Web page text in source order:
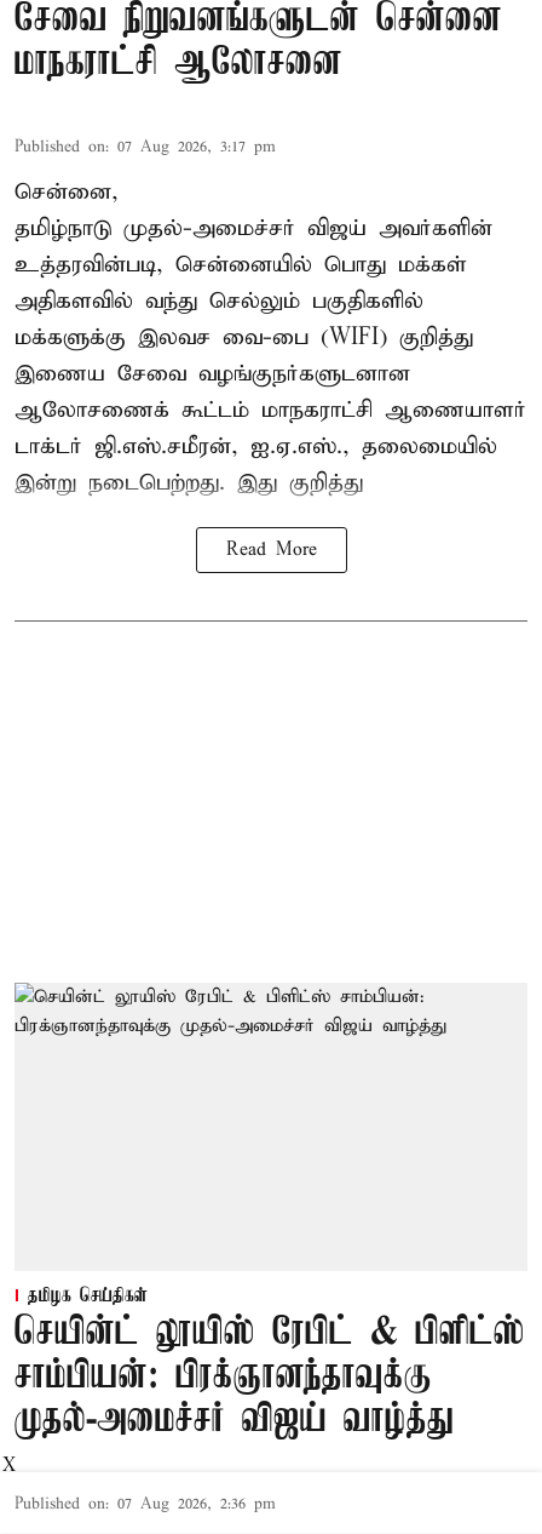
சேவை நிறுவனங்களுடன் சென்னை
மாநகராட்சி ஆலோசனை
Published on: 07 Aug 2026, 3:17 pm
சென்னை,
தமிழ்நாடு முதல்-அமைச்சர் விஜய் அவர்களின்
உத்தரவின்படி, சென்னையில் பொது மக்கள்
அதிகளவில் வந்து செல்லும் பகுதிகளில்
மக்களுக்கு இலவச வை-பை (WIFI) குறித்து
இணைய சேவை வழங்குநர்களுடனான
ஆலோசணைக் கூட்டம் மாநகராட்சி ஆணையாளர்
டாக்டர் ஜி.எஸ்.சமீரன், ஐ.ஏ.எஸ்., தலைமையில்
இன்று நடைபெற்றது. இது குறித்து
Read More
தமிழக செய்திகள்
செயின்ட் லூயிஸ் ரேபிட் & பிளிட்ஸ்
சாம்பியன்: பிரக்ஞானந்தாவுக்கு
முதல்-அமைச்சர் விஜய் வாழ்த்து
Published on: 07 Aug 2026, 2:36 pm
X